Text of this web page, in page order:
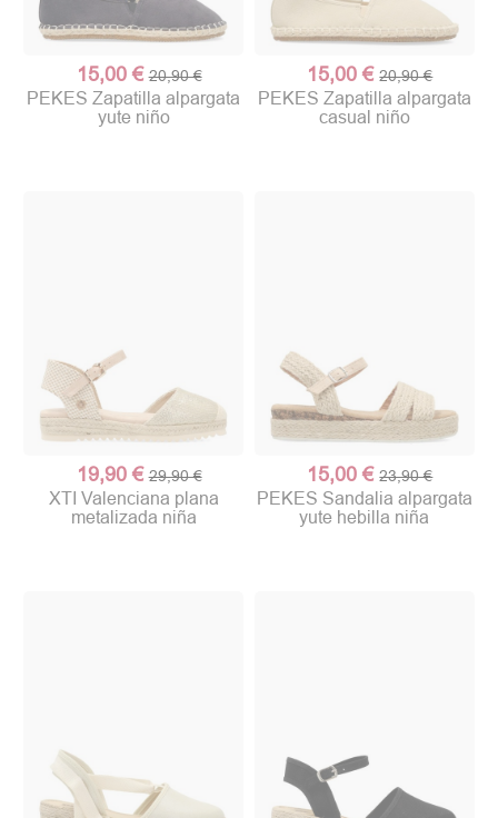
15,00 € 20,90 €
PEKES Zapatilla alpargata
yute niño
15,00 € 20,90 €
PEKES Zapatilla alpargata
casual niño
19,90 € 29,90 €
XTI Valenciana plana
metalizada niña
15,00 € 23,90 €
PEKES Sandalia alpargata
yute hebilla niña